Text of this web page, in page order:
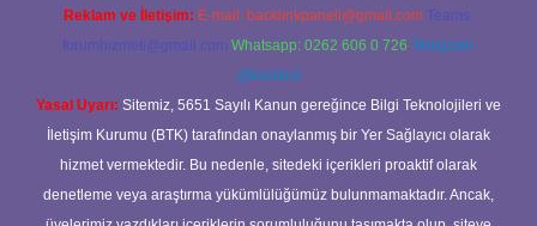
Reklam ve İletişim: E-mail: backlinkpaneli@gmail.com Teams:
forumhizmeti@gmail.com Whatsapp: 0262 606 0 726 Telegram:
@karabul
Yasal Uyarı: Sitemiz, 5651 Sayılı Kanun gereğince Bilgi Teknolojileri ve
İletişim Kurumu (BTK) tarafından onaylanmış bir Yer Sağlayıcı olarak
hizmet vermektedir. Bu nedenle, sitedeki içerikleri proaktif olarak
denetleme veya araştırma yükümlülüğümüz bulunmamaktadır. Ancak,